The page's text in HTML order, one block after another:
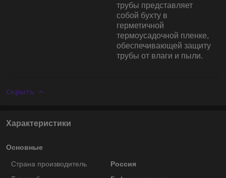
трубы представляет
собой бухту в
герметичной
термоусадочной пленке,
обеспечивающей защиту
трубы от влаги и пыли.
Скрыть
Характеристики
Основные
Страна производитель
Россия